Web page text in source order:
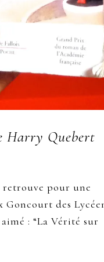
Harry Quebert
pour une
des
: “La Vérité sur